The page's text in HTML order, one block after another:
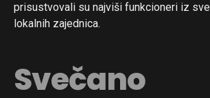
prisustvovali su najviši funkcioneri iz
lokalnih zajednica.
Svečano